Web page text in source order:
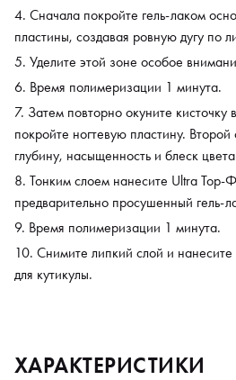
Сначала покройте гель-лаком
пластины, создавая ровную дугу по
Уделите этой зоне особое
Время полимеризации 1 минута.
Затем повторно окуните кисточку
покройте ногтевую пластину. Второй
глубину, насыщенность и блеск
Тонким слоем нанесите Ultra Top-
предварительно просушенный гель-
Время полимеризации 1 минута.
Снимите липкий слой и
для кутикулы.
ХАРАКТЕРИСТИКИ